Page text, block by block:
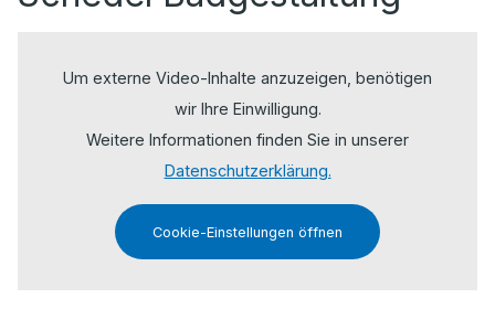
Um externe Video-Inhalte anzuzeigen, benötigen
wir Ihre Einwilligung.
Weitere Informationen finden Sie in unserer
Datenschutzerklärung.
Cookie-Einstellungen öffnen